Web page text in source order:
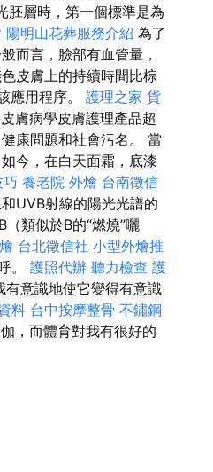
胚層時，第一個標準是為
陽明山花葬服務介紹 為了
而言，臉部有血管量，
皮膚上的持續時間比棕
應用程序。 護理之家 貨
膚病學皮膚護理產品超
康問題和社會污名。 當
如今，在白天面霜，底漆
養老院 外燴 台南徵信
UVB射線的陽光光譜的
類似於B的“燃燒”曬
台北徵信社 小型外燴推
。 護照代辦 聽力檢查 護
意識地使它變得有意識
料 台中按摩整骨 不鏽鋼
，而體育對我有很好的